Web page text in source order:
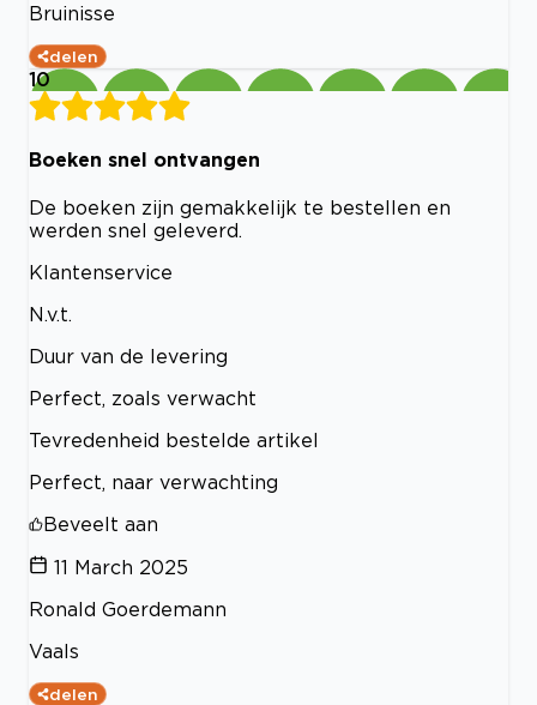
Bruinisse
delen
10
Boeken snel ontvangen
De boeken zijn gemakkelijk te bestellen en
werden snel geleverd.
Klantenservice
N.v.t.
Duur van de levering
Perfect, zoals verwacht
Tevredenheid bestelde artikel
Perfect, naar verwachting
Beveelt aan
11 March 2025
Ronald Goerdemann
Vaals
delen